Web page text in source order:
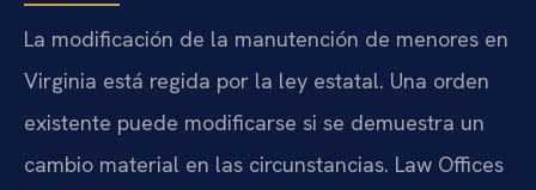
La modificación de la manutención de menores en
Virginia está regida por la ley estatal. Una orden
existente puede modificarse si se demuestra un
cambio material en las circunstancias. Law Offices